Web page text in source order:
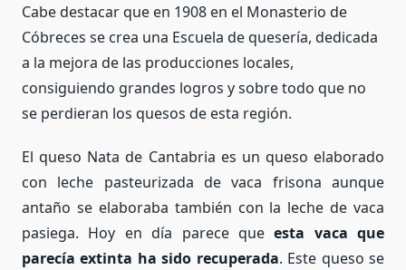
Cabe destacar que en 1908 en el Monasterio de
Cóbreces se crea una Escuela de quesería, dedicada
a la mejora de las producciones locales,
consiguiendo grandes logros y sobre todo que no
se perdieran los quesos de esta región.
El queso Nata de Cantabria es un queso elaborado
con leche pasteurizada de vaca frisona aunque
antaño se elaboraba también con la leche de vaca
pasiega. Hoy en día parece queesta vaca que
parecía extinta ha sido recuperada. Este queso se